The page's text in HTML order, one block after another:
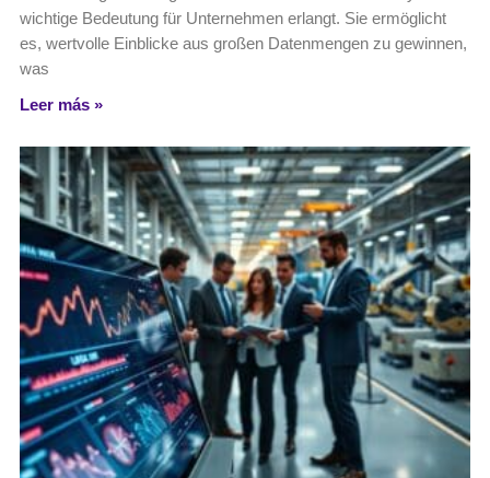
wichtige Bedeutung für Unternehmen erlangt. Sie ermöglicht
es, wertvolle Einblicke aus großen Datenmengen zu gewinnen,
was
Leer más »